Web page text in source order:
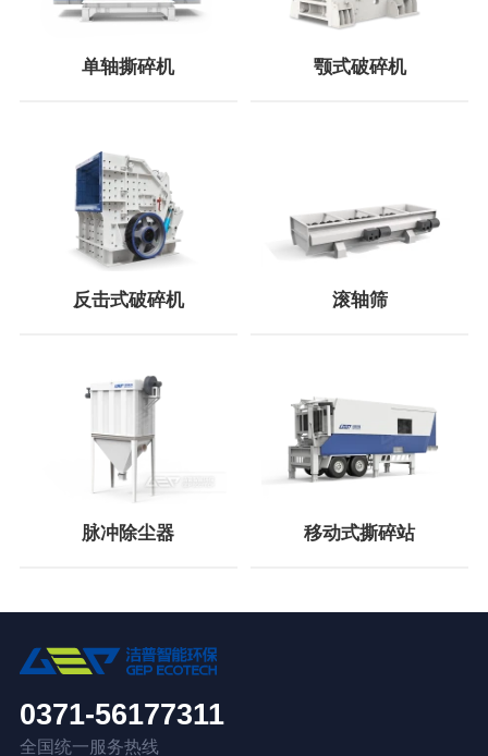
单轴撕碎机 颚式破碎机
反击式破碎机 滚轴筛
脉冲除尘器 移动式撕碎站
0371-56177311
全国统一服务热线